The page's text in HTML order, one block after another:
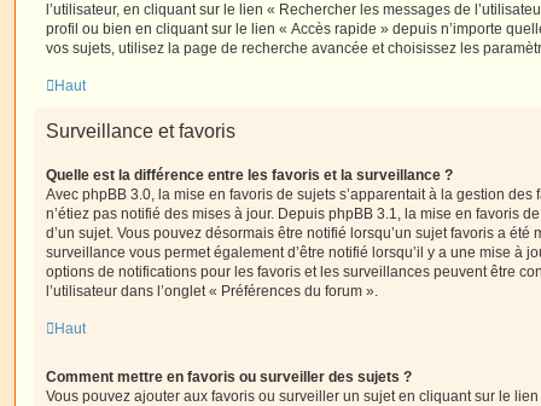
l’utilisateur, en cliquant sur le lien « Rechercher les messages de
profil ou bien en cliquant sur le lien « Accès rapide » depuis n’importe
vos sujets, utilisez la page de recherche avancée et choisissez les
Haut
Surveillance et favoris
Quelle est la différence entre les favoris et la surveillance ?
Avec phpBB 3.0, la mise en favoris de sujets s’apparentait à la gestion des
n’étiez pas notifié des mises à jour. Depuis phpBB 3.1, la mise en favoris
d’un sujet. Vous pouvez désormais être notifié lorsqu’un sujet favoris a été
surveillance vous permet également d’être notifié lorsqu’il y a une mise à
options de notifications pour les favoris et les surveillances peuvent être
l’utilisateur dans l’onglet « Préférences du forum ».
Haut
Comment mettre en favoris ou surveiller des sujets ?
Vous pouvez ajouter aux favoris ou surveiller un sujet en cliquant sur le